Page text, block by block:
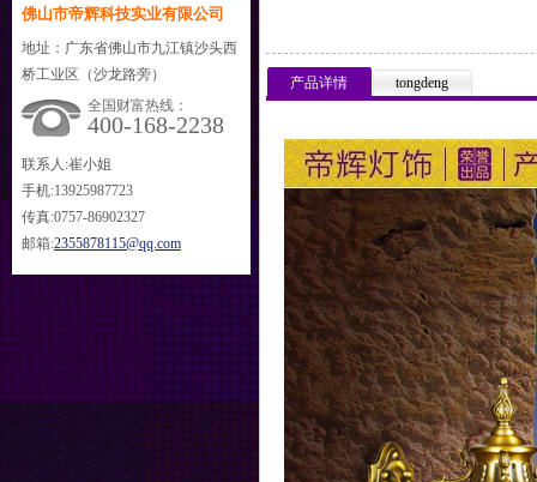
佛山市帝辉科技实业有限公司
地址：广东省佛山市九江镇沙头西
桥工业区（沙龙路旁）
全国财富热线：
400-168-2238
联系人:崔小姐
手机:13925987723
传真:0757-86902327
邮箱:2355878115@qq.com
产品详情 tongdeng